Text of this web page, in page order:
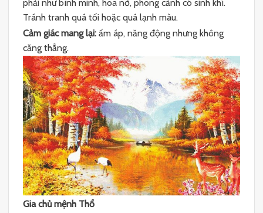
phải như bình minh, hoa nở, phong cảnh có sinh khí.
Tránh tranh quá tối hoặc quá lạnh màu.
Cảm giác mang lại: ấm áp, năng động nhưng không
căng thẳng.
Gia chủ mệnh Thổ